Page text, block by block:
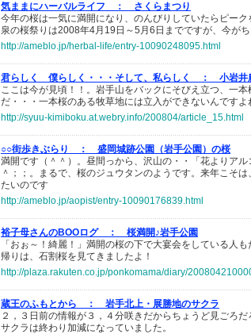
気ままにハーバルライフ ：
さくらまつり
今年の桜は一気に満開になり、のんびりしていたらピー
泉の桜祭りは2008年4月19日～5月6日までですが、今がち
http://ameblo.jp/herbal-life/entry-10090248095.html
君らしく 僕らしく・・・そして、私らしく ：
小岩井
ここは今が見頃！！。岩手山をバックにそびえ立つ、一
だ・・・一本桜のある牧草地には立入ができないんですよ
http://syuu-kimiboku.at.webry.info/200804/article_15.html
○○街歩きぶらり ：
盛岡城跡公園（岩手公園）の桜
満開です（＾＾）。昼間っから、沢山の・・「花よりアル
＾；；。まるで、桜のジュウタンのようです。来年こそ
たいのです
http://ameblo.jp/aopist/entry-10090176839.html
裕子母さんのBOOログ ：
桜満開♪岩手公園
「おぉ～！綺麗！」満開の桜の下で大宴会をしている
帰りは、石割桜を見てきましたよ！
http://plaza.rakuten.co.jp/ponkomama/diary/
蔵王のふもとから ：
岩手北上・展勝地のサクラ
２，３日前の情報が３，４分咲きだからちょうど見ごろ
サクラは終わり加減になっていました。